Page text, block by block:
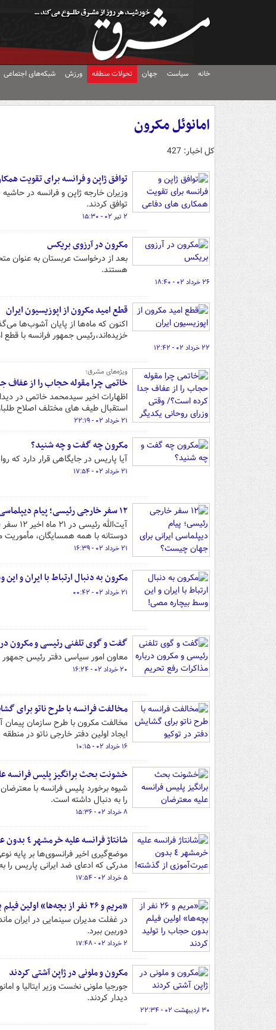
خانه سیاست جهان تحولات منطقه ورزش شبکه‌های اجتماعی
امانوئل مکرون
کل اخبار: 427
توافق ژاپن و فرانسه برای تقویت
وزیران خارجه ژاپن و فرانسه در
توافق کردند.
۲ تیر ۰۲ - ۱۵:۳۰
مکرون در آرزوی بریکس
بعد از درخواست عربستان به عنوان
هستند.
۲۶ خرداد ۰۲ - ۱۸:۴۰
قطع امید مکرون از اپوزیسیون ایران
اکنون که ماه‌ها از پایان آشوب‌ها
خزیده‌اند،رئیس جمهور فرانسه با قطع
۲۲ خرداد ۰۲ - ۱۲:۴۲
ویژه‌های مشرق؛
خاتمی چرا مقوله حجاب را از عفاف
اظهارات اخیر سیدمحمد خاتمی در
استقبال طیف های مختلف اصلاح
۲۱ خرداد ۰۲ - ۲۲:۱۹
مکرون چه گفت و چه شنید؟
آیا پاریس در جایگاهی قرار دارد که
۲۱ خرداد ۰۲ - ۱۷:۵۴
۱۲ سفر خارجی رئیسی؛ پیام دیپلماسی ایرانی برای جهان چیست؟
دوستانه با همه همسایگان،
۲۱ خرداد ۰۲ - ۱۶:۳۹
مکرون به دنبال ارتباط با ایران و
۲۱ خرداد ۰۲ - ۰۰:۴۲
گفت و گوی تلفنی رئیسی و مکرون
معاون امور سیاسی دفتر رئیس جمهور
۲۰ خرداد ۰۲ - ۱۶:۲۴
مخالفت فرانسه با طرح ناتو برای
مخالفت مکرون با طرح سازمان پیمان
ایجاد اولین دفتر خارجی ناتو در
۱۶ خرداد ۰۲ - ۱۰:۱۵
خشونت بحث برانگیز پلیس فرانسه
شیوه برخورد پلیس فرانسه با
را به دنبال داشته است.
۸ خرداد ۰۲ - ۱۵:۳۶
شانتاژ فرانسه علیه خرمشهر ٤ بدون عبرت‌آموزی از گذشته!
موضع‌گیری اخیر فرانسوی‌ها بر پایه
مدرکی که ادعای ضد ایرانی پاریس را
۵ خرداد ۰۲ - ۱۷:۵۴
«مریم و ۲۶ نفر از بچه‌ها» اولین فیلم بدون حجاب را تولید کردند
در غفلت مدیران سینمایی در ایران
دوربین ببرد.
۲ خرداد ۰۲ - ۱۷:۴۸
مکرون و ملونی در ژاپن آشتی کردند
جورجیا ملونی نخست وزیر ایتالیا و
دیدار کردند.
۳۰ اردیبهشت ۰۲ - ۲۲:۳۴